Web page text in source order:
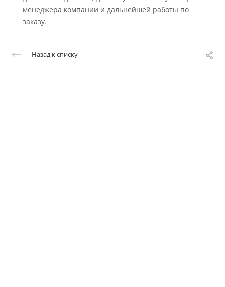
менеджера компании и дальнейшей работы по
заказу.
Назад к списку